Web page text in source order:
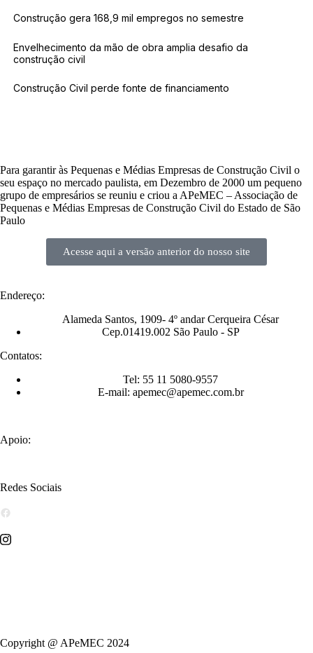
Construção gera 168,9 mil empregos no semestre
Envelhecimento da mão de obra amplia desafio da
construção civil
Construção Civil perde fonte de financiamento
Para garantir às Pequenas e Médias Empresas de Construção Civil o
seu espaço no mercado paulista, em Dezembro de 2000 um pequeno
grupo de empresários se reuniu e criou a APeMEC – Associação de
Pequenas e Médias Empresas de Construção Civil do Estado de São
Paulo
Acesse aqui a versão anterior do nosso site
Endereço:
Alameda Santos, 1909- 4º andar Cerqueira César
Cep.01419.002 São Paulo - SP
Contatos:
Tel: 55 11 5080-9557
E-mail: apemec@apemec.com.br
Apoio:
Redes Sociais
Copyright @ APeMEC 2024